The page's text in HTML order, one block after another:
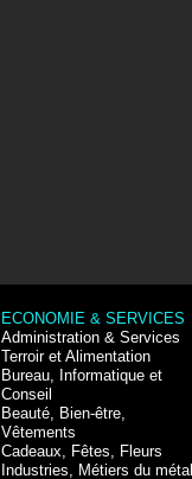
ECONOMIE & SERVICES
Administration & Services
Terroir et Alimentation
Bureau, Informatique et
Conseil
Beauté, Bien-être,
Vêtements
Cadeaux, Fêtes, Fleurs
Industries, Métiers du métal